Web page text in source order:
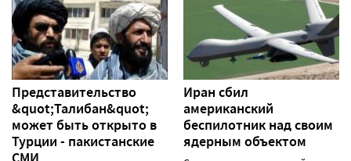
Представительство
&quot;Талибан&quot;
может быть открыто в
Турции - пакистанские
Иран сбил
американский
беспилотник над своим
ядерным объектом